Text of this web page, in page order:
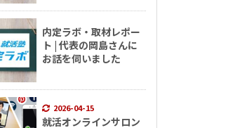
内定ラボ・取材レポー
ト | 代表の岡島さんに
お話を伺いました
2026-04-15
就活オンラインサロン